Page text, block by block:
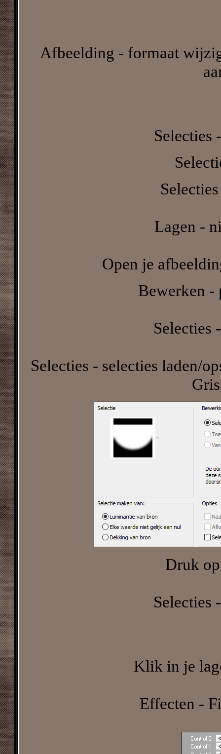
Afbeelding - formaat
Selecties
Lagen -
Open je
Bewerken -
Selecties
Selecties - selecties laden/
Druk
Selecties
Klik in je
Effecten -